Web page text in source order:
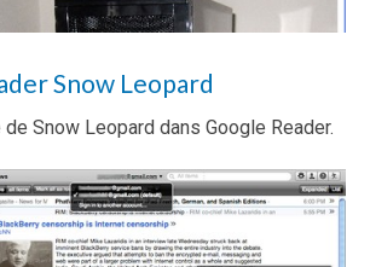
Snow Leopard
Snow Leopard dans Google Reader.